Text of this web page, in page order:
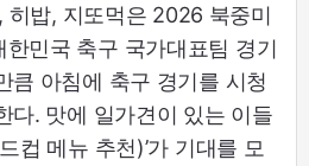
히밥, 지또먹은 2026 북중미
민국 축구 국가대표팀 경기
큼 아침에 축구 경기를 시청
다. 맛에 일가견이 있는 이들
컵 메뉴 추천)’가 기대를 모